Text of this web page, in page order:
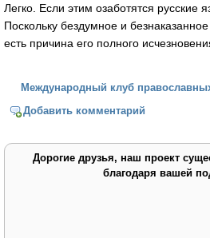
Легко. Если этим озаботятся русские
Поскольку бездумное и
есть причина его полного
Международный клуб
Добавить комментарий
Дорогие друзья, наш проект
благодаря вашей